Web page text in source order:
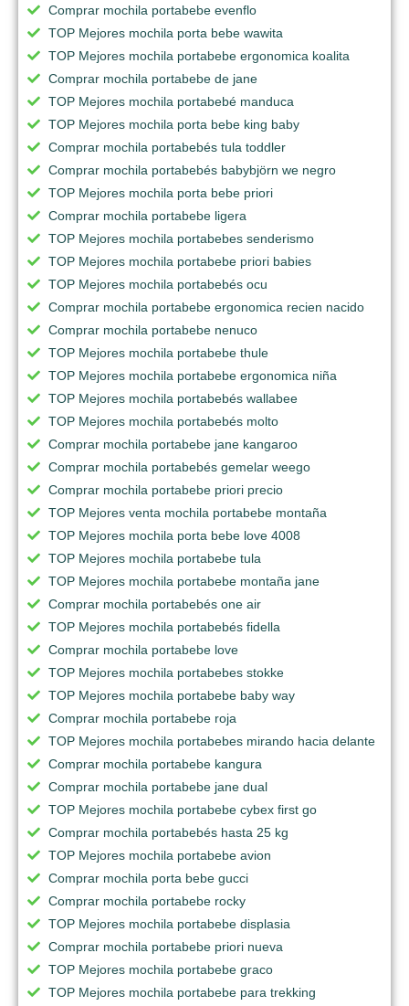
Comprar mochila portabebe evenflo
TOP Mejores mochila porta bebe wawita
TOP Mejores mochila portabebe ergonomica koalita
Comprar mochila portabebe de jane
TOP Mejores mochila portabebé manduca
TOP Mejores mochila porta bebe king baby
Comprar mochila portabebés tula toddler
Comprar mochila portabebés babybjörn we negro
TOP Mejores mochila porta bebe priori
Comprar mochila portabebe ligera
TOP Mejores mochila portabebes senderismo
TOP Mejores mochila portabebe priori babies
TOP Mejores mochila portabebés ocu
Comprar mochila portabebe ergonomica recien nacido
Comprar mochila portabebe nenuco
TOP Mejores mochila portabebe thule
TOP Mejores mochila portabebe ergonomica niña
TOP Mejores mochila portabebés wallabee
TOP Mejores mochila portabebés molto
Comprar mochila portabebe jane kangaroo
Comprar mochila portabebés gemelar weego
Comprar mochila portabebe priori precio
TOP Mejores venta mochila portabebe montaña
TOP Mejores mochila porta bebe love 4008
TOP Mejores mochila portabebe tula
TOP Mejores mochila portabebe montaña jane
Comprar mochila portabebés one air
TOP Mejores mochila portabebés fidella
Comprar mochila portabebe love
TOP Mejores mochila portabebes stokke
TOP Mejores mochila portabebe baby way
Comprar mochila portabebe roja
TOP Mejores mochila portabebes mirando hacia delante
Comprar mochila portabebe kangura
Comprar mochila portabebe jane dual
TOP Mejores mochila portabebe cybex first go
Comprar mochila portabebés hasta 25 kg
TOP Mejores mochila portabebe avion
Comprar mochila porta bebe gucci
Comprar mochila portabebe rocky
TOP Mejores mochila portabebe displasia
Comprar mochila portabebe priori nueva
TOP Mejores mochila portabebe graco
TOP Mejores mochila portabebe para trekking